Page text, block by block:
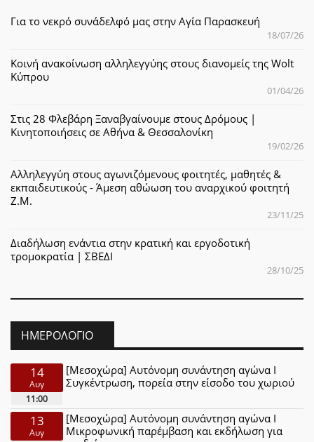
Για το νεκρό συνάδελφό μας στην Αγία Παρασκευή
18/07/26
Κοινή ανακοίνωση αλληλεγγύης στους διανομείς της Wolt
Κύπρου
01/04/26
Στις 28 Φλεβάρη Ξαναβγαίνουμε στους Δρόμους |
Κινητοποιήσεις σε Αθήνα & Θεσσαλονίκη
19/02/26
Αλληλεγγύη στους αγωνιζόμενους φοιτητές, μαθητές &
εκπαιδευτικούς - Άμεση αθώωση του αναρχικού φοιτητή
Ζ.Μ.
23/11/25
Διαδήλωση ενάντια στην κρατική και εργοδοτική
τρομοκρατία | ΣΒΕΔΙ
28/10/25
ΗΜΕΡΟΛΌΓΙΟ
14
Αυγ
11:00
[Μεσοχώρα] Αυτόνομη συνάντηση αγώνα Ι
Συγκέντρωση, πορεία στην είσοδο του χωριού
13
Αυγ
[Μεσοχώρα] Αυτόνομη συνάντηση αγώνα Ι
Μικροφωνική παρέμβαση και εκδήλωση για